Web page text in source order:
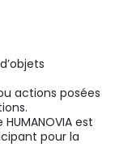
actions posées
est
pour la